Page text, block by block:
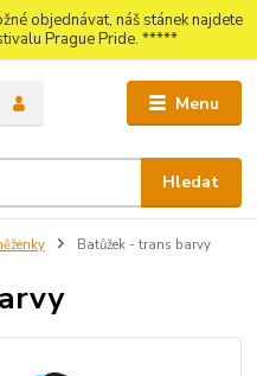
objednávat, náš stánek najdete
Prague Pride. *****
Menu
Hledat
Batůžek - trans barvy